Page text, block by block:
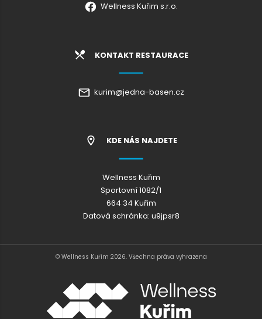
Wellness Kuřim s.r.o.
KONTAKT RESTAURACE
kurim@jedna-basen.cz
KDE NÁS NAJDETE
Wellness Kuřim
Sportovní 1082/1
664 34 Kuřim
Datová schránka: u9jpsr8
© Wellness Kuřim 2026. Všechna práva vyhrazena